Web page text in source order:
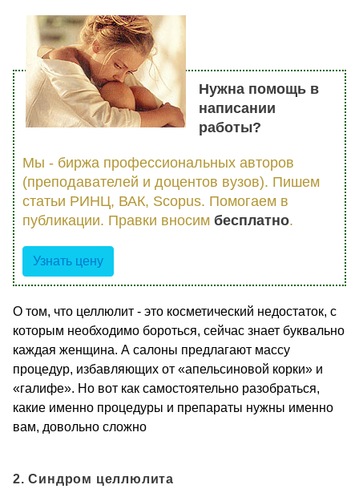
Нужна помощь в
написании
работы?
Мы - биржа профессиональных авторов
(преподавателей и доцентов вузов). Пишем
статьи РИНЦ, ВАК, Scopus. Помогаем в
публикации. Правки вносим бесплатно.
Узнать цену
О том, что целлюлит - это косметический недостаток, с
которым необходимо бороться, сейчас знает буквально
каждая женщина. А салоны предлагают массу
процедур, избавляющих от «апельсиновой корки» и
«галифе». Но вот как самостоятельно разобраться,
какие именно процедуры и препараты нужны именно
вам, довольно сложно
2. Синдром целлюлита